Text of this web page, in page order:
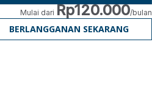
Mulai dari Rp120.000/bulan
BERLANGGANAN SEKARANG